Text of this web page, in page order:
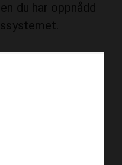
du har oppnådd